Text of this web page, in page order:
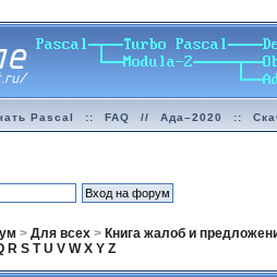
Pascal :: FAQ // Ада–2020 ::
> Для всех> Книга жалоб и
R S T U V W X Y Z